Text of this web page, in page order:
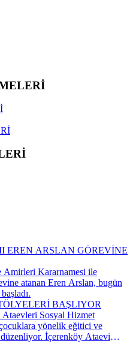
EREN ARSLAN GÖREVİNE
Amirleri Kararnamesi ile
atanan Eren Arslan, bugün
BAŞLIYOR
Ataevleri Sosyal Hizmet
yönelik eğitici ve
İçerenköy Ataevi